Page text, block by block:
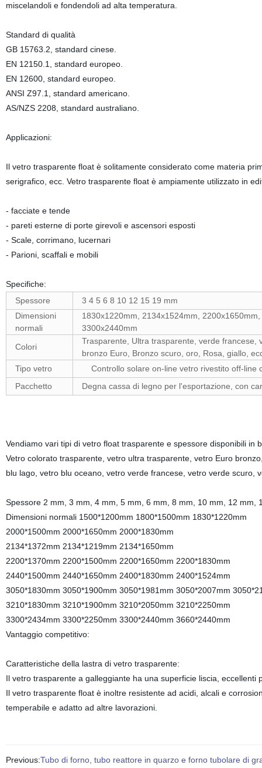
miscelandoli e fondendoli ad alta temperatura.
Standard di qualità
GB 15763.2, standard cinese.
EN 12150.1, standard europeo.
EN 12600, standard europeo.
ANSI Z97.1, standard americano.
AS/NZS 2208, standard australiano.
Applicazioni:
Il vetro trasparente float è solitamente considerato come materia
serigrafico, ecc. Vetro trasparente float è ampiamente utilizzato in
- facciate e tende
- pareti esterne di porte girevoli e ascensori esposti
- Scale, corrimano, lucernari
- Parioni, scaffali e mobili
Specifiche:
Spessore
3 4 5 6 8 10 12 15 19 mm
Dimensioni
normali
1830x1220mm, 2134x1524mm,
3300x2440mm
Colori
Trasparente, Ultra trasparente, verde
bronzo Euro, Bronzo scuro, oro, Rosa, giallo,
Tipo vetro
Controllo solare on-line vetro rivestito off-line
Pacchetto
Degna cassa di legno per l'esportazione, con
Vendiamo vari tipi di vetro float trasparente e spessore disponibili in
Vetro colorato trasparente, vetro ultra trasparente, vetro Euro
blu lago, vetro blu oceano, vetro verde francese, vetro verde scuro,
Spessore 2 mm, 3 mm, 4 mm, 5 mm, 6 mm, 8 mm, 10 mm, 12 mm,
Dimensioni normali 1500*1200mm 1800*1500mm 1830*1220mm
2000*1500mm 2000*1650mm 2000*1830mm
2134*1372mm 2134*1219mm 2134*1650mm
2200*1370mm 2200*1500mm 2200*1650mm 2200*1830mm
2440*1500mm 2440*1650mm 2400*1830mm 2400*1524mm
3050*1830mm 3050*1900mm 3050*1981mm 3050*2007mm
3210*1830mm 3210*1900mm 3210*2050mm 3210*2250mm
3300*2434mm 3300*2250mm 3300*2440mm 3660*2440mm
Vantaggio competitivo:
Caratteristiche della lastra di vetro trasparente:
Il vetro trasparente a galleggiante ha una superficie liscia,
Il vetro trasparente float è inoltre resistente ad acidi, alcali e
temperabile e adatto ad altre lavorazioni.
Previous:Tubo di forno, tubo reattore in quarzo e forno tubolare di